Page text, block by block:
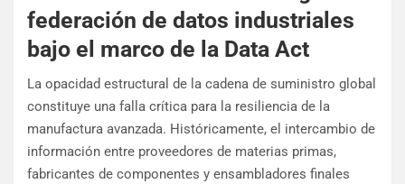
federación de datos industriales
bajo el marco de la Data Act
La opacidad estructural de la cadena de suministro global
constituye una falla crítica para la resiliencia de la
manufactura avanzada. Históricamente, el intercambio de
información entre proveedores de materias primas,
fabricantes de componentes y ensambladores finales